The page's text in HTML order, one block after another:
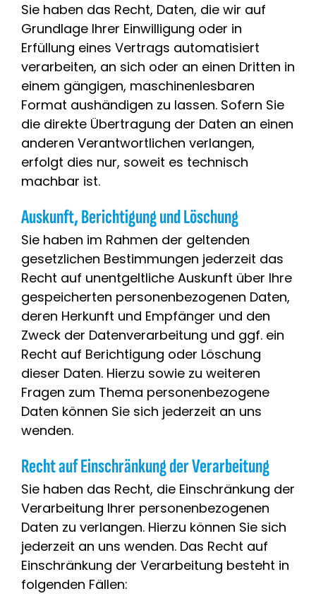
Sie haben das Recht, Daten, die wir auf
Grundlage Ihrer Einwilligung oder in
Erfüllung eines Vertrags automatisiert
verarbeiten, an sich oder an einen Dritten in
einem gängigen, maschinenlesbaren
Format aushändigen zu lassen. Sofern Sie
die direkte Übertragung der Daten an einen
anderen Verantwortlichen verlangen,
erfolgt dies nur, soweit es technisch
machbar ist.
Auskunft, Berichtigung und Löschung
Sie haben im Rahmen der geltenden
gesetzlichen Bestimmungen jederzeit das
Recht auf unentgeltliche Auskunft über Ihre
gespeicherten personenbezogenen Daten,
deren Herkunft und Empfänger und den
Zweck der Datenverarbeitung und ggf. ein
Recht auf Berichtigung oder Löschung
dieser Daten. Hierzu sowie zu weiteren
Fragen zum Thema personenbezogene
Daten können Sie sich jederzeit an uns
wenden.
Recht auf Einschränkung der Verarbeitung
Sie haben das Recht, die Einschränkung der
Verarbeitung Ihrer personenbezogenen
Daten zu verlangen. Hierzu können Sie sich
jederzeit an uns wenden. Das Recht auf
Einschränkung der Verarbeitung besteht in
folgenden Fällen: